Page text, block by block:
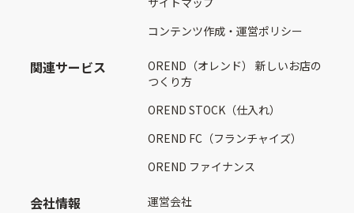
コンテンツ作成・運営ポリシー
関連サービス
OREND（オレンド） 新しいお店の
つくり方
OREND STOCK（仕入れ）
OREND FC（フランチャイズ）
OREND ファイナンス
会社情報
運営会社